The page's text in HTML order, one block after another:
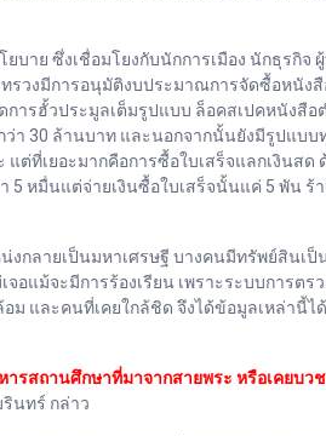
ย ซึ่งเชื่อมโยงกับนักการเมือง นักธุรกิจ
รวงมีการอนุมัติงบประมาณการจัดซื้อหนังสื
การฮั้วประมูลเต็มรูปแบบ ล็อคสเปคหนังสือ
า 30 ล้านบาท และนอกจากนั้นยังมีรูปแบบ
ต่ที่เยอะมากคือการซื้อใบเสร็จแลกเงินสด
5 หมื่นแต่จ่ายเงินซื้อใบเสร็จนั้นแค่ 5 พัน ร้
กลายเป็นมหาเศรษฐี บางคนมีทรัพย์สินเป็
แม้จะมีการร้องเรียน เพราะระบบการตร
ม และคนที่เคยใกล้ชิด จึงได้ข้อมูลเหล่านี้ไ
ารสถานศึกษาที่มาจากสายพระ หรือเคยบว
นทร์ กล่าว